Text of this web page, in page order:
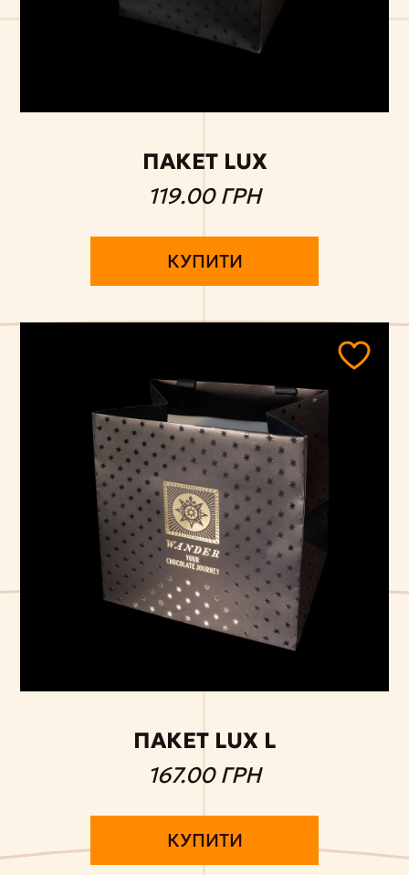
ПАКЕТ LUX
119.00 ГРН
КУПИТИ
ПАКЕТ LUX L
167.00 ГРН
КУПИТИ